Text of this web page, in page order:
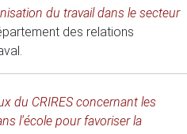
du travail dans le secteur
des relations
.
du CRIRES concernant les
l'école pour favoriser la